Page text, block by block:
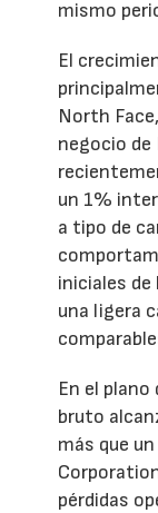
mismo
El
North
negocio
un 1%
a tipo de
iniciales de
una ligera
En el
bruto
más que
pérdidas